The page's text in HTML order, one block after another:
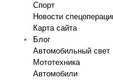
Спорт
Новости
Карта сайта
Блог
Автомобильный свет
Мототехника
Автомобили